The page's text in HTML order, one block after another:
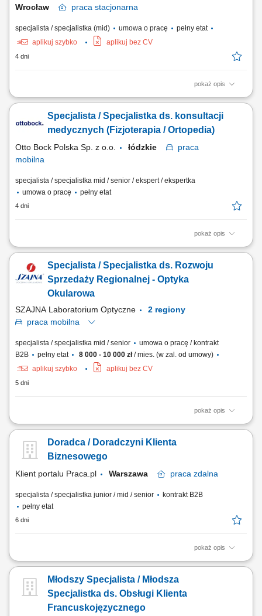
Wrocław
praca stacjonarna
specjalista / specjalistka (mid) umowa o pracę
pełny etat
aplikuj szybko
aplikuj bez CV
4 dni
pokaż opis
Zakres obowiązków: Prowadzenie procesów wynajmu powierzchni
pierwszych rozmów do podpisania umowy najmu. Zarządzanie
powierzonym portfolio nieruchomości na wyznaczonym obszarze
Specjalista / Specjalistka ds. konsultacji
medycznych (Fizjoterapia / Ortopedia)
Otto Bock Polska Sp. z o.o. łódzkie
praca
mobilna
specjalista / specjalistka mid / senior / ekspert / ekspertka
umowa o pracę
pełny etat
4 dni
pokaż opis
Do Twoich obowiązków będzie należało: Budowanie silnej pozycji
województwa łódzkiego. Nawiązywanie i aktywne rozwijanie
współpracy z lekarzami, rehabilitantami oraz placówkami ochrony
zdrowia. Przeprowadzanie...
Specjalista / Specjalistka ds. Rozwoju
Sprzedaży Regionalnej - Optyka
Okularowa
SZAJNA Laboratorium Optyczne
praca mobilna
specjalista / specjalistka mid / senior
umowa o pracę / kontrakt
B2B
pełny etat 8 000 - 10 000 zł/ mies. (w zal. od umowy)
aplikuj szybko
aplikuj bez CV
5 dni
pokaż opis
Opis stanowiska Kompleksowa opieka nad obecną siecią partnerów
punktów handlowych. Dbanie o stałą realizację planów sprzedażowych
w oparciu o zatwierdzony budżet roczny. Wdrażanie lokalnych strategii
Doradca / Doradczyni Klienta
Biznesowego
Klient portalu Praca.pl Warszawa praca zdalna
specjalista / specjalistka junior / mid / senior
kontrakt B2B
pełny etat
6 dni
pokaż opis
Aktywne pozyskiwanie nowych klientów z sektora MŚP. Budowanie
handlowych, prezentacji oraz negocjacji biznesowych. Analiza potrzeb
klientów i przygotowywanie dopasowanych rozwiązań z zakresu usług
mobilnych oraz ICT....
Młodszy Specjalista / Młodsza
Specjalistka ds. Obsługi Klienta
Francuskojęzycznego